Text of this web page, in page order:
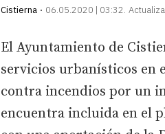
Cistierna
06.05.2020 | 03:32
El Ayuntamiento de
servicios urbanísticos en
contra incendios por un
encuentra incluida en el